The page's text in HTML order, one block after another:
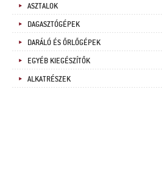
ASZTALOK
DAGASZTÓGÉPEK
DARÁLÓ ÉS ŐRLŐGÉPEK
EGYÉB KIEGÉSZÍTŐK
ALKATRÉSZEK